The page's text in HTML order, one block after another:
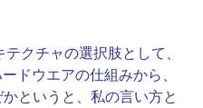
クチャの選択肢として、
ドウエアの仕組みから、
というと、私の言い方と